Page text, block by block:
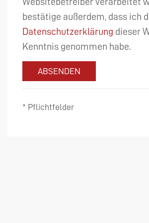
bestätige außerdem, dass ich
Datenschutzerklärung dieser
Kenntnis genommen habe.
ABSENDEN
* Pflichtfelder